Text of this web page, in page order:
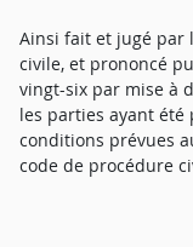
Ainsi fait et jugé par
civile, et prononcé
vingt-six par mise à
les parties ayant été
conditions prévues
code de procédure